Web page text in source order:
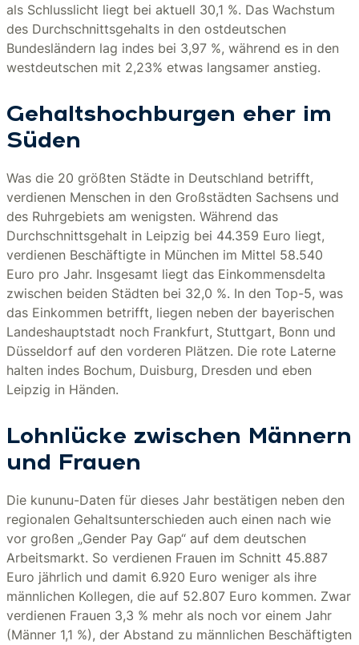
als Schlusslicht liegt bei aktuell 30,1 %. Das Wachstum
des Durchschnittsgehalts in den ostdeutschen
Bundesländern lag indes bei 3,97 %, während es in den
westdeutschen mit 2,23% etwas langsamer anstieg.
Gehaltshochburgen eher im
Süden
Was die 20 größten Städte in Deutschland betrifft,
verdienen Menschen in den Großstädten Sachsens und
des Ruhrgebiets am wenigsten. Während das
Durchschnittsgehalt in Leipzig bei 44.359 Euro liegt,
verdienen Beschäftigte in München im Mittel 58.540
Euro pro Jahr. Insgesamt liegt das Einkommensdelta
zwischen beiden Städten bei 32,0 %. In den Top-5, was
das Einkommen betrifft, liegen neben der bayerischen
Landeshauptstadt noch Frankfurt, Stuttgart, Bonn und
Düsseldorf auf den vorderen Plätzen. Die rote Laterne
halten indes Bochum, Duisburg, Dresden und eben
Leipzig in Händen.
Lohnlücke zwischen Männern
und Frauen
Die kununu-Daten für dieses Jahr bestätigen neben den
regionalen Gehaltsunterschieden auch einen nach wie
vor großen „Gender Pay Gap“ auf dem deutschen
Arbeitsmarkt. So verdienen Frauen im Schnitt 45.887
Euro jährlich und damit 6.920 Euro weniger als ihre
männlichen Kollegen, die auf 52.807 Euro kommen. Zwar
verdienen Frauen 3,3 % mehr als noch vor einem Jahr
(Männer 1,1 %), der Abstand zu männlichen Beschäftigten